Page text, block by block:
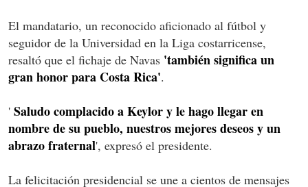
El mandatario, un reconocido aficionado al fútbol y
seguidor de la Universidad en la Liga costarricense,
resaltó que el fichaje de Navas 'también significa un
gran honor para Costa Rica'.
' Saludo complacido a Keylor y le hago llegar en
nombre de su pueblo, nuestros mejores deseos y un
abrazo fraternal', expresó el presidente.
La felicitación presidencial se une a cientos de mensajes